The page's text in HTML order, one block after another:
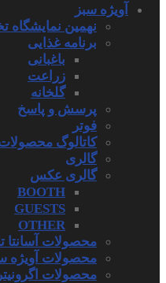
آویژه سبز
نهمین
برنامه غذایی
باغبانی
زراعت
گلخانه
پرسش و پاسخ
فوتر
کاتالوگ
گالری
گالری عکس
BOOTH
GUESTS
OTHER
محصولات آسانتا
محصولات آویژه
محصولات